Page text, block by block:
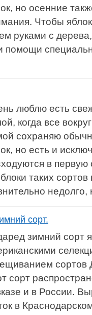
но осенние
Чтобы
руками с
помощи
люблю есть
когда все
сохраняю
но есть и
в первую
таких сортов
недолго,
сорт.
зимний сорт
сортов
сорт
и в России.
в